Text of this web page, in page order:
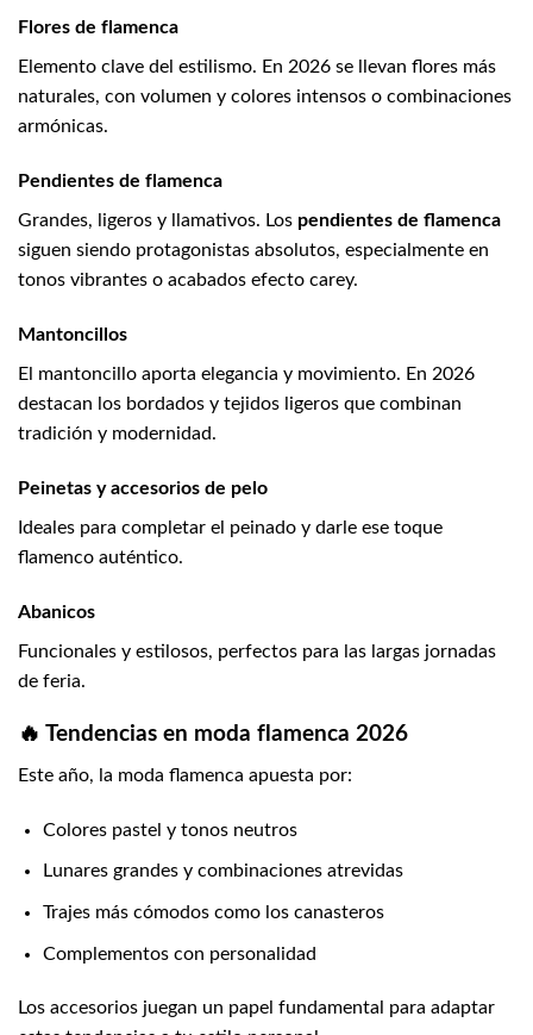
Flores de flamenca
Elemento clave del estilismo. En 2026 se llevan flores más
naturales, con volumen y colores intensos o combinaciones
armónicas.
Pendientes de flamenca
Grandes, ligeros y llamativos. Los pendientes de flamenca
siguen siendo protagonistas absolutos, especialmente en
tonos vibrantes o acabados efecto carey.
Mantoncillos
El mantoncillo aporta elegancia y movimiento. En 2026
destacan los bordados y tejidos ligeros que combinan
tradición y modernidad.
Peinetas y accesorios de pelo
Ideales para completar el peinado y darle ese toque
flamenco auténtico.
Abanicos
Funcionales y estilosos, perfectos para las largas jornadas
de feria.
🔥 Tendencias en moda flamenca 2026
Este año, la moda flamenca apuesta por:
Colores pastel y tonos neutros
Lunares grandes y combinaciones atrevidas
Trajes más cómodos como los canasteros
Complementos con personalidad
Los accesorios juegan un papel fundamental para adaptar